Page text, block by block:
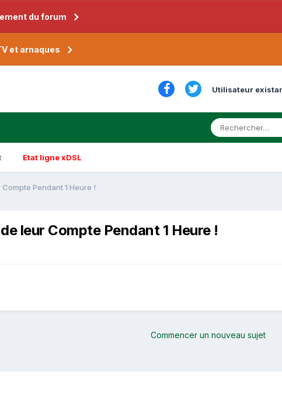
du forum
et arnaques
Utilisateur
Etat ligne xDSL
Pendant 1 Heure !
leur Compte Pendant 1 Heure !
Commencer un nouveau sujet